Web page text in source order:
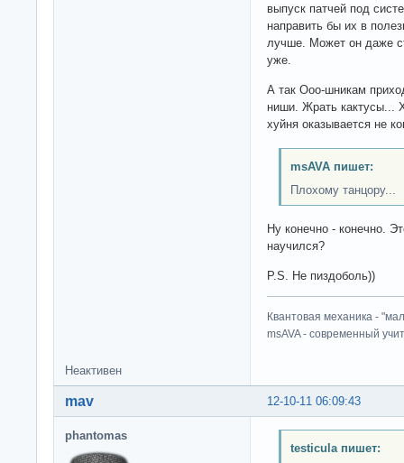
выпуск патчей под
направить бы их в
лучше. Может он даже
уже.
А так Ооо-шникам
ниши. Жрать кактусы...
хуйня оказывается не
msAVA пишет:
Плохому танцору...
Ну конечно - конечно.
научился?
P.S. Не пиздоболь))
Квантовая механика -
msAVA - современный
Неактивен
12-10-11 06:09:43
mav
phantomas
testicula пишет: